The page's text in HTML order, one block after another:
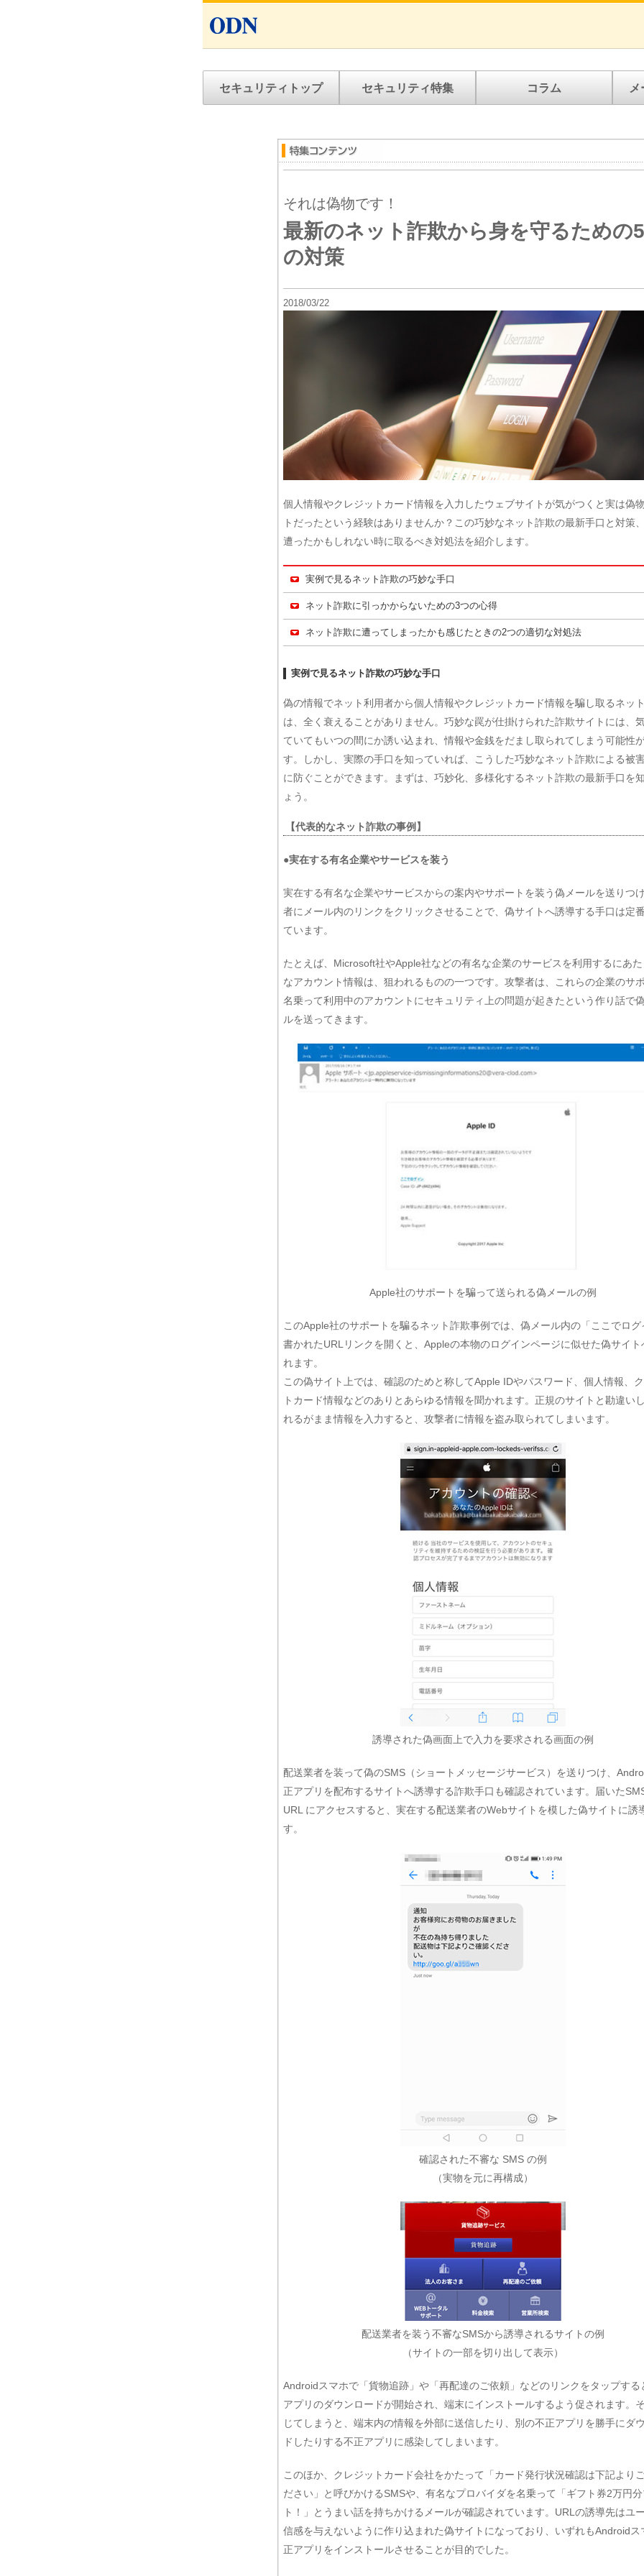
セキュリティトップ セキュリティ特集 コラム メ
それは偽物です！
最新のネット詐欺から身を守るための
の対策
2018/03/22
個人情報やクレジットカード情報を入力したウェブサイトが気がつくと実は偽
トだったという経験はありませんか？この巧妙なネット詐欺の最新手口と対策
遭ったかもしれない時に取るべき対処法を紹介します。
実例で見るネット詐欺の巧妙な手口
ネット詐欺に引っかからないための3つの心得
ネット詐欺に遭ってしまったかも感じたときの2つの適切な対処法
実例で見るネット詐欺の巧妙な手口
偽の情報でネット利用者から個人情報やクレジットカード情報を騙し取るネッ
は、全く衰えることがありません。巧妙な罠が仕掛けられた詐欺サイトには、
ていてもいつの間にか誘い込まれ、情報や金銭をだまし取られてしまう可能性
す。しかし、実際の手口を知っていれば、こうした巧妙なネット詐欺による被
に防ぐことができます。まずは、巧妙化、多様化するネット詐欺の最新手口を
ょう。
【代表的なネット詐欺の事例】
●実在する有名企業やサービスを装う
実在する有名な企業やサービスからの案内やサポートを装う偽メールを送りつ
者にメール内のリンクをクリックさせることで、偽サイトへ誘導する手口は定
ています。
たとえば、Microsoft社やApple社などの有名な企業のサービスを利用するにあ
なアカウント情報は、狙われるものの一つです。攻撃者は、これらの企業のサ
名乗って利用中のアカウントにセキュリティ上の問題が起きたという作り話で
ルを送ってきます。
Apple社のサポートを騙って送られる偽メールの例
このApple社のサポートを騙るネット詐欺事例では、偽メール内の「ここでログ
書かれたURLリンクを開くと、Appleの本物のログインページに似せた偽サイト
れます。
この偽サイト上では、確認のためと称してApple IDやパスワード、個人情報、
トカード情報などのありとあらゆる情報を聞かれます。正規のサイトと勘違い
れるがまま情報を入力すると、攻撃者に情報を盗み取られてしまいます。
誘導された偽画面上で入力を要求される画面の例
配送業者を装って偽のSMS（ショートメッセージサービス）を送りつけ、
正アプリを配布するサイトへ誘導する詐欺手口も確認されています。届いた
URL にアクセスすると、実在する配送業者のWebサイトを模した偽サイトに誘
す。
確認された不審な SMS の例
（実物を元に再構成）
配送業者を装う不審なSMSから誘導されるサイトの例
（サイトの一部を切り出して表示）
Androidスマホで「貨物追跡」や「再配達のご依頼」などのリンクをタップする
アプリのダウンロードが開始され、端末にインストールするよう促されます。
じてしまうと、端末内の情報を外部に送信したり、別の不正アプリを勝手にダ
ドしたりする不正アプリに感染してしまいます。
このほか、クレジットカード会社をかたって「カード発行状況確認は下記より
ださい」と呼びかけるSMSや、有名なプロバイダを名乗って「ギフト券2万円
ト！」とうまい話を持ちかけるメールが確認されています。URLの誘導先はユ
信感を与えないように作り込まれた偽サイトになっており、いずれもAndroidス
正アプリをインストールさせることが目的でした。